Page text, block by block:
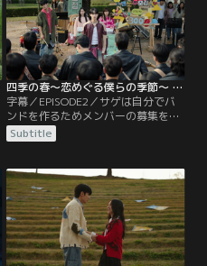
四季の春～恋めぐる僕らの季節～ 第02話／字幕
字幕／EPISODE2／サゲは自分でバ
ンドを作るためメンバーの募集を始
めるが、様々な妨害にあい、部員を
300人集めるという難題を課せられ
記憶を辿るべく、チョ代表の元へ乗
り込むが、泥酔したサゲはボムに思
わぬ行動をとる。
Subtitle